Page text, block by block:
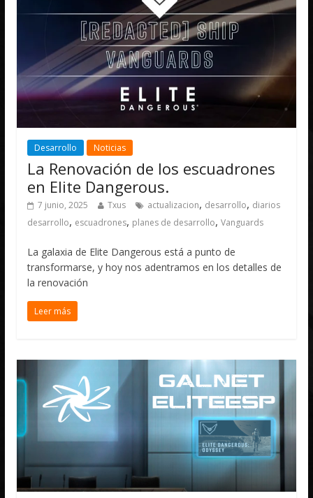
Desarrollo Noticias
La Renovación de los escuadrones
en Elite Dangerous.
7 junio, 2025 Txus actualizacion, desarrollo, diarios
desarrollo, escuadrones, planes de desarrollo,Vanguards
La galaxia de Elite Dangerous está a punto de
transformarse, y hoy nos adentramos en los detalles de
la renovación
Leer más